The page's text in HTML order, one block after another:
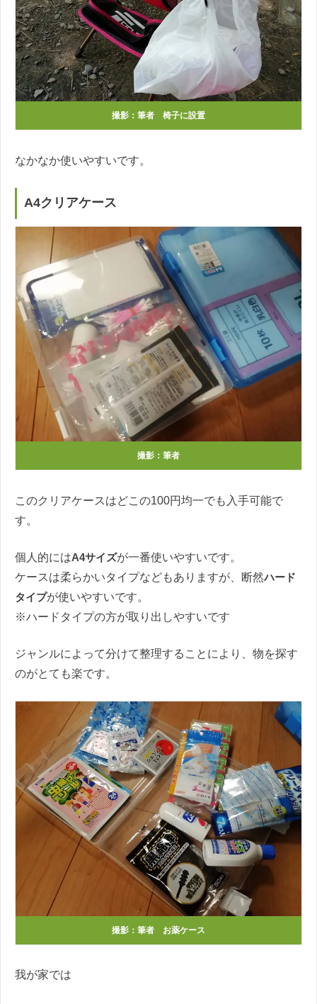
撮影：筆者 椅子に設置
なかなか使いやすいです。
A4クリアケース
撮影：筆者
このクリアケースはどこの100円均一でも入手可能で
す。
個人的にはA4サイズが一番使いやすいです。
ケースは柔らかいタイプなどもありますが、断然ハード
タイプが使いやすいです。
※ハードタイプの方が取り出しやすいです
ジャンルによって分けて整理することにより、物を探す
のがとても楽です。
撮影：筆者 お薬ケース
我が家では